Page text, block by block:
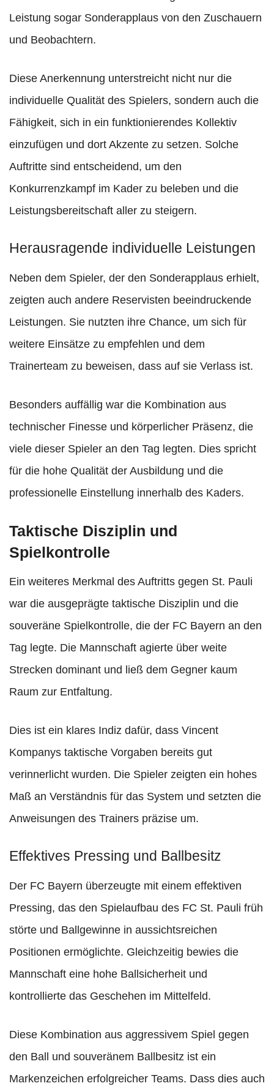
Leistung sogar Sonderapplaus von den Zuschauern
und Beobachtern.
Diese Anerkennung unterstreicht nicht nur die
individuelle Qualität des Spielers, sondern auch die
Fähigkeit, sich in ein funktionierendes Kollektiv
einzufügen und dort Akzente zu setzen. Solche
Auftritte sind entscheidend, um den
Konkurrenzkampf im Kader zu beleben und die
Leistungsbereitschaft aller zu steigern.
Herausragende individuelle Leistungen
Neben dem Spieler, der den Sonderapplaus erhielt,
zeigten auch andere Reservisten beeindruckende
Leistungen. Sie nutzten ihre Chance, um sich für
weitere Einsätze zu empfehlen und dem
Trainerteam zu beweisen, dass auf sie Verlass ist.
Besonders auffällig war die Kombination aus
technischer Finesse und körperlicher Präsenz, die
viele dieser Spieler an den Tag legten. Dies spricht
für die hohe Qualität der Ausbildung und die
professionelle Einstellung innerhalb des Kaders.
Taktische Disziplin und
Spielkontrolle
Ein weiteres Merkmal des Auftritts gegen St. Pauli
war die ausgeprägte taktische Disziplin und die
souveräne Spielkontrolle, die der FC Bayern an den
Tag legte. Die Mannschaft agierte über weite
Strecken dominant und ließ dem Gegner kaum
Raum zur Entfaltung.
Dies ist ein klares Indiz dafür, dass Vincent
Kompanys taktische Vorgaben bereits gut
verinnerlicht wurden. Die Spieler zeigten ein hohes
Maß an Verständnis für das System und setzten die
Anweisungen des Trainers präzise um.
Effektives Pressing und Ballbesitz
Der FC Bayern überzeugte mit einem effektiven
Pressing, das den Spielaufbau des FC St. Pauli früh
störte und Ballgewinne in aussichtsreichen
Positionen ermöglichte. Gleichzeitig bewies die
Mannschaft eine hohe Ballsicherheit und
kontrollierte das Geschehen im Mittelfeld.
Diese Kombination aus aggressivem Spiel gegen
den Ball und souveränem Ballbesitz ist ein
Markenzeichen erfolgreicher Teams. Dass dies auch